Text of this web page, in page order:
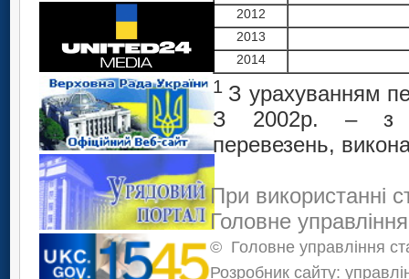
2012
2013
2014
1 З урахуванням
З 2002р. – з
перевезень,
При використанні
Головне
© Головне управління
Розробник сайту: